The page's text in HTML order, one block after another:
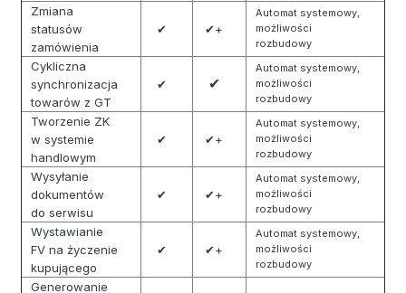
Zmiana
statusów
zamówienia
✔ ✔+
Automat systemowy,
możliwości
rozbudowy
Cykliczna
synchronizacja
towarów z GT
✔ ✔
Automat systemowy,
możliwości
rozbudowy
Tworzenie ZK
w systemie
handlowym
✔ ✔+
Automat systemowy,
możliwości
rozbudowy
Wysyłanie
dokumentów
do serwisu
✔ ✔+
Automat systemowy,
możliwości
rozbudowy
Wystawianie
FV na życzenie
kupującego
✔ ✔+
Automat systemowy,
możliwości
rozbudowy
Generowanie